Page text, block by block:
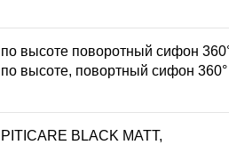
по высоте поворотный сифон
по высоте, повортный сифон 360°
PITICARE BLACK MATT,